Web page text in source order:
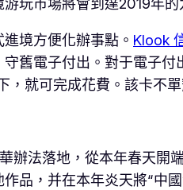
玩市場將會到達2019年
境方便化辦事點。 Klook
舊電子付出。對于電子
就可完成花費。該卡不
辦法落地，從本年春天開
品，并在本年炎天將“中國